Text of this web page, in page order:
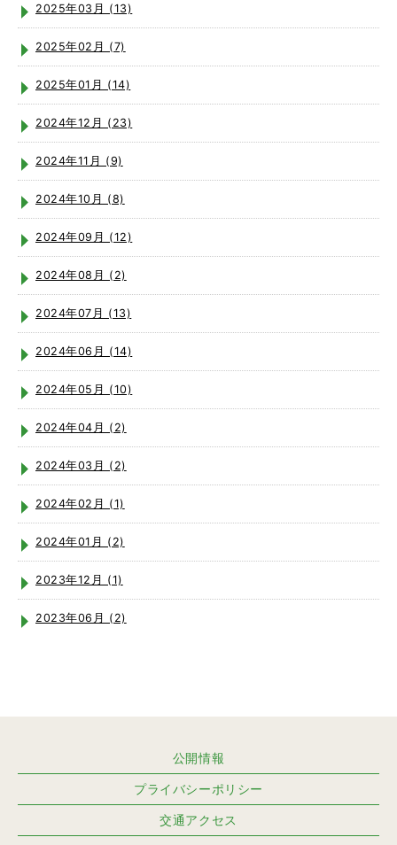
2025年03月 (13)
2025年02月 (7)
2025年01月 (14)
2024年12月 (23)
2024年11月 (9)
2024年10月 (8)
2024年09月 (12)
2024年08月 (2)
2024年07月 (13)
2024年06月 (14)
2024年05月 (10)
2024年04月 (2)
2024年03月 (2)
2024年02月 (1)
2024年01月 (2)
2023年12月 (1)
2023年06月 (2)
公開情報
プライバシーポリシー
交通アクセス